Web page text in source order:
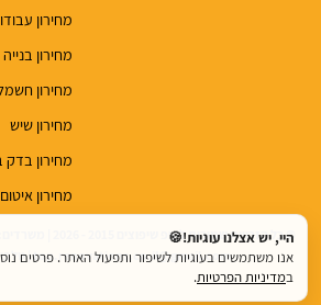
מחירון
מחירון בנייה
מחירון
מחירון שיש
מחירון בדק
מחירון
top.renovations.co.il@gmail.com | טלפון: 077-6052900
היי, יש אצלנו עוגיות!🍪
אנו משתמשים בעוגיות לשיפור ותפעול האתר. פרטים
במדיניות הפרטיות.